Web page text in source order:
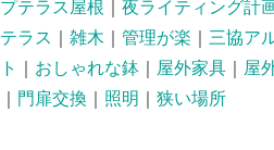
プテラス屋根
夜ライティング計
テラス
雑木 管理が楽 三協ア
ト
おしゃれな鉢 屋外家具
屋
門扉交換 照明 狭い場所